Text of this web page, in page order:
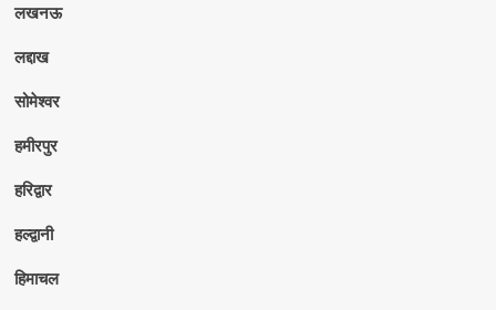
लखनऊ
लद्दाख
सोमेश्वर
हमीरपुर
हरिद्वार
हल्द्वानी
हिमाचल